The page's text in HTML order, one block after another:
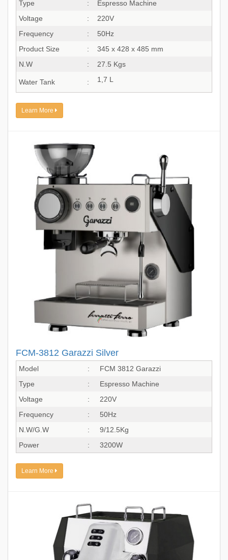
Type :
Espresso Machine
Voltage
:
220V
Frequency
:
50Hz
Product Size
:
345 x 428 x 485 mm
N.W
: 27.5 Kgs
Water Tank : 1,7 L
Learn More
FCM-3812 Garazzi Silver
Model :
FCM 3812 Garazzi
Type
:
Espresso Machine
Voltage
:
220V
Frequency
:
50Hz
N.W/G.W
:
9/12.5Kg
Power
: 3200W
Learn More